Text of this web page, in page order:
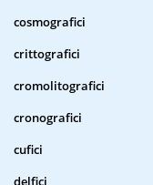
cosmografici
crittografici
cromolitografici
cronografici
cufici
delfici